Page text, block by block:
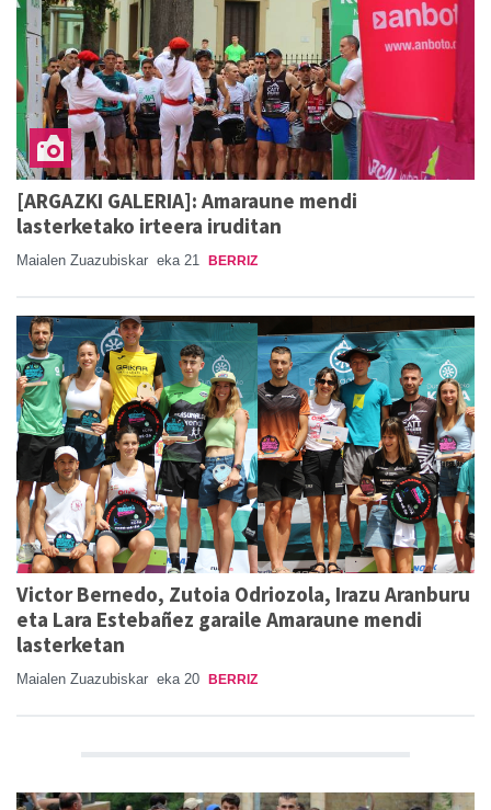
[ARGAZKI GALERIA]: Amaraune mendi
lasterketako irteera iruditan
Maialen Zuazubiskar eka 21 BERRIZ
Victor Bernedo, Zutoia Odriozola, Irazu Aranburu
eta Lara Estebañez garaile Amaraune mendi
lasterketan
Maialen Zuazubiskar eka 20 BERRIZ